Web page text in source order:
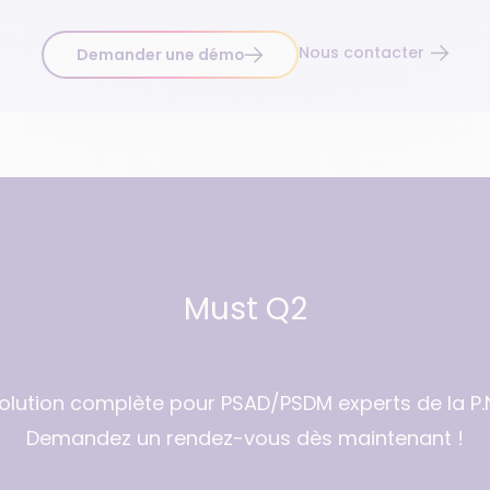
Demander une démo Nous contacter
Must Q2
complète pour PSAD/PSDM experts de la
Demandez un rendez-vous dès maintenant !